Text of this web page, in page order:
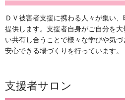
ＤＶ被害者支援に携わる人々が集い
提供します。支援者自身がご自分を
い共有し合うことで様々な学びや気
安心できる場づくりを行っています。
支援者サロン